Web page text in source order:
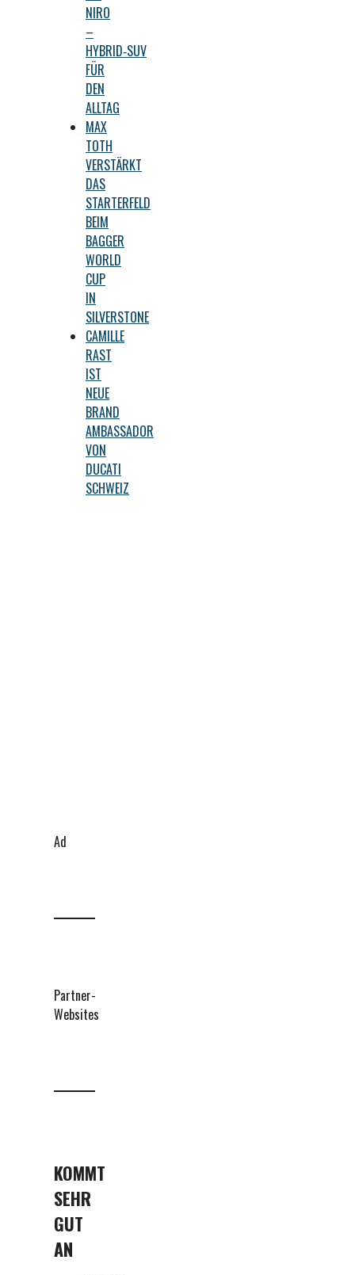
NIRO
–
HYBRID‑SUV
FÜR
DEN
ALLTAG
MAX
TOTH
VERSTÄRKT
DAS
STARTERFELD
BEIM
BAGGER
WORLD
CUP
IN
SILVERSTONE
CAMILLE
RAST
IST
NEUE
BRAND
AMBASSADOR
VON
DUCATI
SCHWEIZ
Ad
Partner-
Websites
KOMMT
SEHR
GUT
AN